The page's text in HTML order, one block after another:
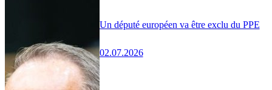
Un député européen va être exclu du PPE
02.07.2026